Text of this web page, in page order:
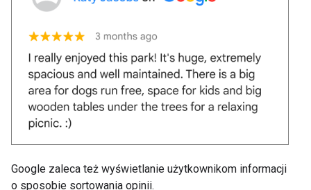
Google zaleca też wyświetlanie użytkownikom informacji
o sposobie sortowania opinii.